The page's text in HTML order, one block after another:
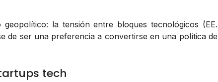
la tensión entre bloques tecnológicos (EE.
de ser una preferencia a convertirse en una política de
tech